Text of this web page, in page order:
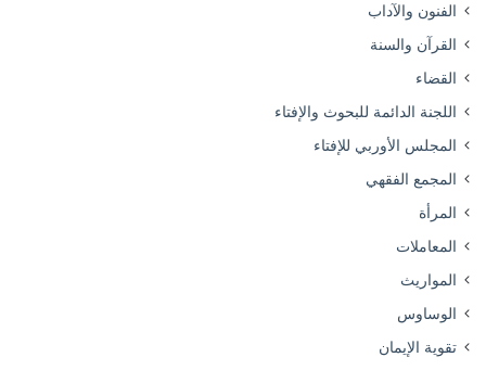
الفنون والآداب
القرآن والسنة
القضاء
اللجنة الدائمة للبحوث والإفتاء
المجلس الأوربي للإفتاء
المجمع الفقهي
المرأة
المعاملات
المواريث
الوساوس
تقوية الإيمان